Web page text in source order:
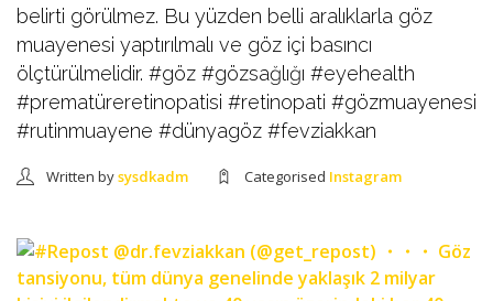
belirti görülmez. Bu yüzden belli aralıklarla göz
muayenesi yaptırılmalı ve göz içi basıncı
ölçtürülmelidir. #göz #gözsağlığı #eyehealth
#prematüreretinopatisi #retinopati #gözmuayenesi
#rutinmuayene #dünyagöz #fevziakkan
Written bysysdkadm Categorised Instagram